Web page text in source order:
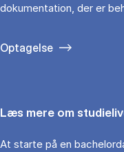
dokumentation, der er
Optagelse
Læs mere om
At starte på en